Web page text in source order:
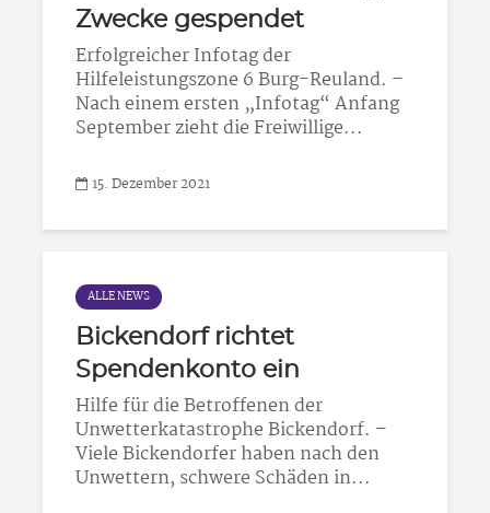
Zwecke gespendet
Erfolgreicher Infotag der
Hilfeleistungszone 6 Burg-Reuland. –
Nach einem ersten „Infotag“ Anfang
September zieht die Freiwillige...
15. Dezember 2021
ALLE NEWS
Bickendorf richtet
Spendenkonto ein
Hilfe für die Betroffenen der
Unwetterkatastrophe Bickendorf. –
Viele Bickendorfer haben nach den
Unwettern, schwere Schäden in...